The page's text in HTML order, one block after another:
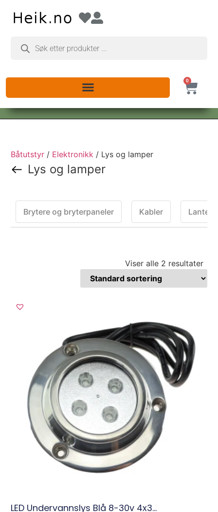
0
Båtutstyr / Elektronikk / Lys og lamper
Lys og lamper
Brytere og bryterpaneler Kabler
Viser alle 2 resultater
LED Undervannslys Blå 8-30v 4x3...